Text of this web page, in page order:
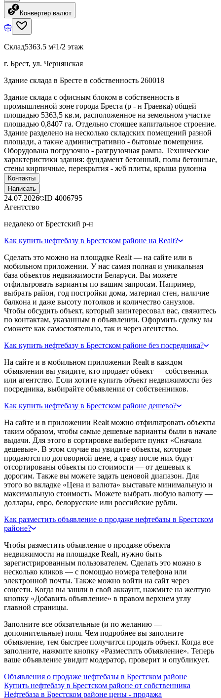
Конвертер валют
Склад5363.5 м²1/2 этаж
г. Брест, ул. Чернянская
Здание склада в Бресте в собственность 260018
Здание склада с офисным блоком в собственность в
промышленной зоне города Бреста (р - н Граевка) общей
площадью 5363,5 кв.м, расположенное на земельном участке
площадью 0,8407 га. Отдельно стоящее капитальное строение.
Здание разделено на несколько складских помещений разной
площади, а также административно - бытовые помещения.
Оборудована погрузочно - разгрузочная рампа. Технические
характеристики здания: фундамент бетонный, полы бетонные,
стены кирпичные, перекрытия - ж/б плиты, крыша рулонна
Контакты
Написать
24.07.2026 ID 4006795
Агентство
недалеко от Брестский р-н
Как купить нефтебазу в Брестском районе на Realt?
Сделать это можно на площадке Realt — на сайте или в
мобильном приложении. У нас самая полная и уникальная
база объектов недвижимости Беларуси. Вы можете
отфильтровать варианты по вашим запросам. Например,
выбрать район, год постройки дома, материал стен, наличие
балкона и даже высоту потолков и количество санузлов.
Чтобы обсудить объект, который заинтересовал вас, свяжитесь
по контактам, указанным в объявлении. Оформить сделку вы
сможете как самостоятельно, так и через агентство.
Как купить нефтебазу в Брестском районе без посредника?
На сайте и в мобильном приложении Realt в каждом
объявлении вы увидите, кто продает объект — собственник
или агентство. Если хотите купить объект недвижимости без
посредника, выбирайте объявления от собственников.
Как купить нефтебазу в Брестском районе дешево?
На сайте и в приложении Realt можно отфильтровать объекты
таким образом, чтобы самые дешевые варианты были в начале
выдачи. Для этого в сортировке выберите пункт «Сначала
дешевые». В этом случае вы увидите объекты, которые
продаются по договорной цене, а сразу после них будут
отсортированы объекты по стоимости — от дешевых к
дорогим. Также вы можете задать ценовой диапазон. Для
этого во вкладке «Цена и валюта» выставьте минимальную и
максимальную стоимость. Можете выбрать любую валюту —
доллары, евро, белорусские или российские рубли.
Как разместить объявление о продаже нефтебазы в Брестском
районе?
Чтобы разместить объявление о продаже объекта
недвижимости на площадке Realt, нужно быть
зарегистрированным пользователем. Сделать это можно в
несколько кликов — с помощью номера телефона или
электронной почты. Также можно войти на сайт через
соцсети. Когда вы зашли в свой аккаунт, нажмите на желтую
кнопку «Добавить объявление» в правом верхнем углу
главной страницы.
Заполните все обязательные (и по желанию —
дополнительные) поля. Чем подробнее вы заполните
объявление, тем быстрее получится продать объект. Когда все
заполните, нажмите кнопку «Разместить объявление». Теперь
ваше объявление увидит модератор, проверит и опубликует.
Объявления о продаже нефтебазы в Брестском районе
Купить нефтебазу в Брестском районе от собственника
Нефтебаза в Брестском районе цены - продажа